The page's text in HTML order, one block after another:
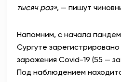
тысяч раз», — пишут
Напомним, с начала
Сургуте зарегистрировано
заражения Covid-19 (55 —
Под наблюдением